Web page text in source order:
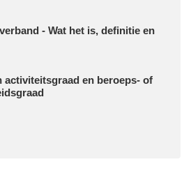
- Wat het is, definitie en
activiteitsgraad en beroeps- of